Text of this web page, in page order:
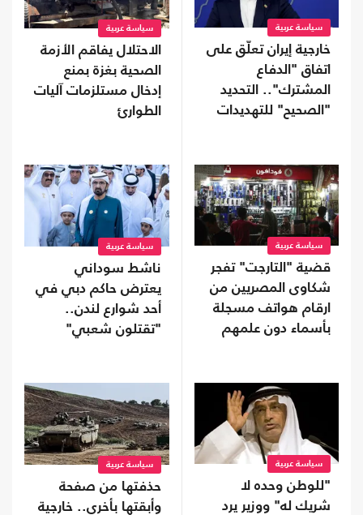
سياسة عربية
خارجية إيران تعلّق على
اتفاق "الدفاع
المشترك".. التحديد
"الصحيح" للتهديدات
سياسة عربية
الاحتلال يفاقم الأزمة
الصحية بغزة بمنع
إدخال مستلزمات آليات
الطوارئ
سياسة عربية
قضية "التارجت" تفجر
شكاوى المصريين من
ارقام هواتف مسجلة
بأسماء دون علمهم
سياسة عربية
ناشط سوداني
يعترض حاكم دبي في
أحد شوارع لندن..
"تقتلون شعبي"
سياسة عربية
"للوطن وحده لا
شريك له" ووزير يرد
سياسة عربية
حذفتها من صفحة
وأبقتها بأخرى.. خارجية